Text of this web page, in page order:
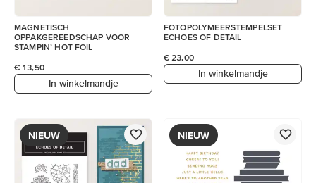
MAGNETISCH
OPPAKGEREEDSCHAP VOOR
STAMPIN’ HOT FOIL
€ 13,50
In winkelmandje
FOTOPOLYMEERSTEMPELSET
ECHOES OF DETAIL
€ 23,00
In winkelmandje
NIEUW NIEUW